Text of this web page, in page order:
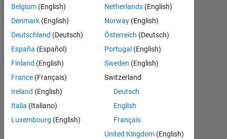
0
Follow
Dashboard
Statistik
MATLAB Answers
Belgium (English)
Denmark (English)
Deutschland (Deutsch)
España (Español)
Finland (English)
France (Français)
Ireland (English)
Italia (Italiano)
Luxembourg (English)
Netherlands (English)
Norway (English)
Österreich (Deutsch)
Portugal (English)
Sweden (English)
Switzerland
Deutsch
English
Français
United Kingdom (English)